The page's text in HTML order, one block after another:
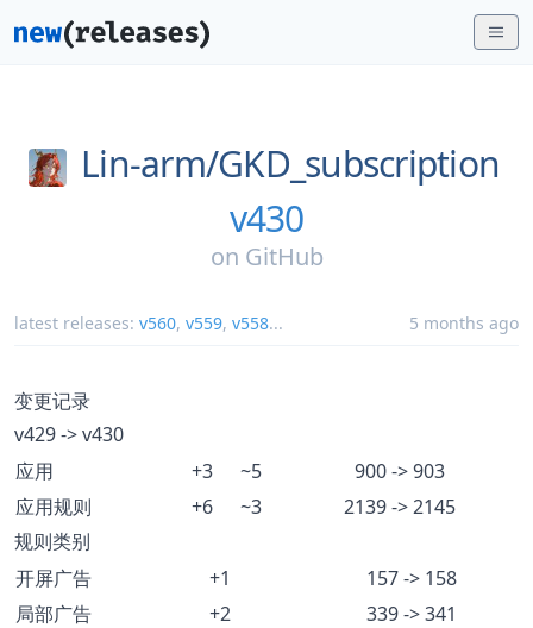
Lin-arm/GKD_subscription
v430
on GitHub
latest releases: v560, v559, v558... 5 months ago
变更记录
v429 -> v430
应用
+3 ~5
900 -> 903
应用规则
+6 ~3
2139 -> 2145
规则类别
开屏广告
+1
157 -> 158
局部广告
+2
339 -> 341